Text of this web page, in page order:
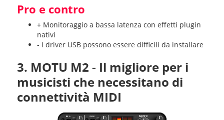
Pro e contro
+ Monitoraggio a bassa latenza con effetti plugin
nativi
- I driver USB possono essere difficili da installare
3. MOTU M2 - Il migliore per i
musicisti che necessitano di
connettività MIDI